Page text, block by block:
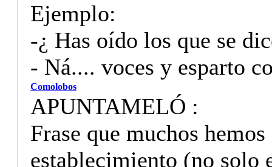
Ejemplo:
-¿ Has oído los que se
- Ná.... voces y esparto
Comolobos
APUNTAMELÓ :
Frase que muchos
establecimiento (no solo